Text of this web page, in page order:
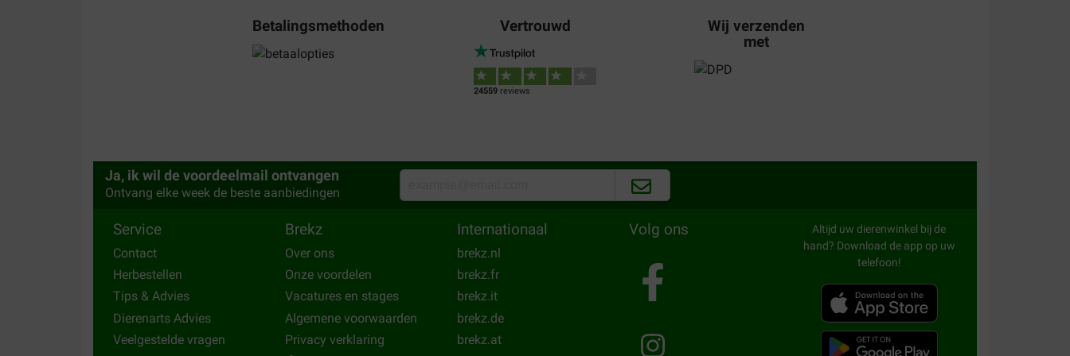
Betalingsmethoden Vertrouwd
24559reviews
Wij verzenden
met
Ja, ik wil de voordeelmail ontvangen
Ontvang elke week de beste aanbiedingen
Service
Contact
Herbestellen
Tips & Advies
Dierenarts Advies
Veelgestelde vragen
Brekz
Over ons
Onze voordelen
Vacatures en stages
Algemene voorwaarden
Privacy verklaring
Internationaal
brekz.nl
brekz.fr
brekz.it
brekz.de
brekz.at
Volg ons
Altijd uw dierenwinkel bij de
hand? Download de app op uw
telefoon!